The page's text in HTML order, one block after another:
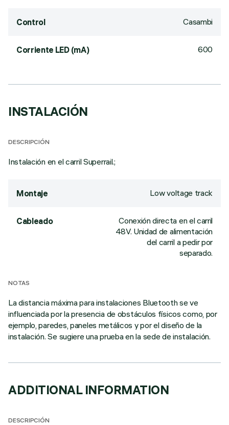
Control Casambi
Corriente LED (mA) 600
INSTALACIÓN
DESCRIPCIÓN
Instalación en el carril Superrail.;
Montaje Low voltage track
Cableado
Conexión directa en el carril
48V. Unidad de alimentación
del carril a pedir por
separado.
NOTAS
La distancia máxima para instalaciones Bluetooth se ve
influenciada por la presencia de obstáculos físicos como, por
ejemplo, paredes, paneles metálicos y por el diseño de la
instalación. Se sugiere una prueba en la sede de instalación.
ADDITIONAL INFORMATION
DESCRIPCIÓN